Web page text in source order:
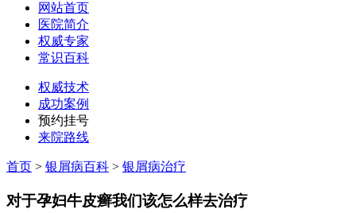
网站首页
医院简介
权威专家
常识百科
权威技术
成功案例
预约挂号
来院路线
首页 > 银屑病百科 > 银屑病治疗
对于孕妇牛皮癣我们该怎么样去治疗